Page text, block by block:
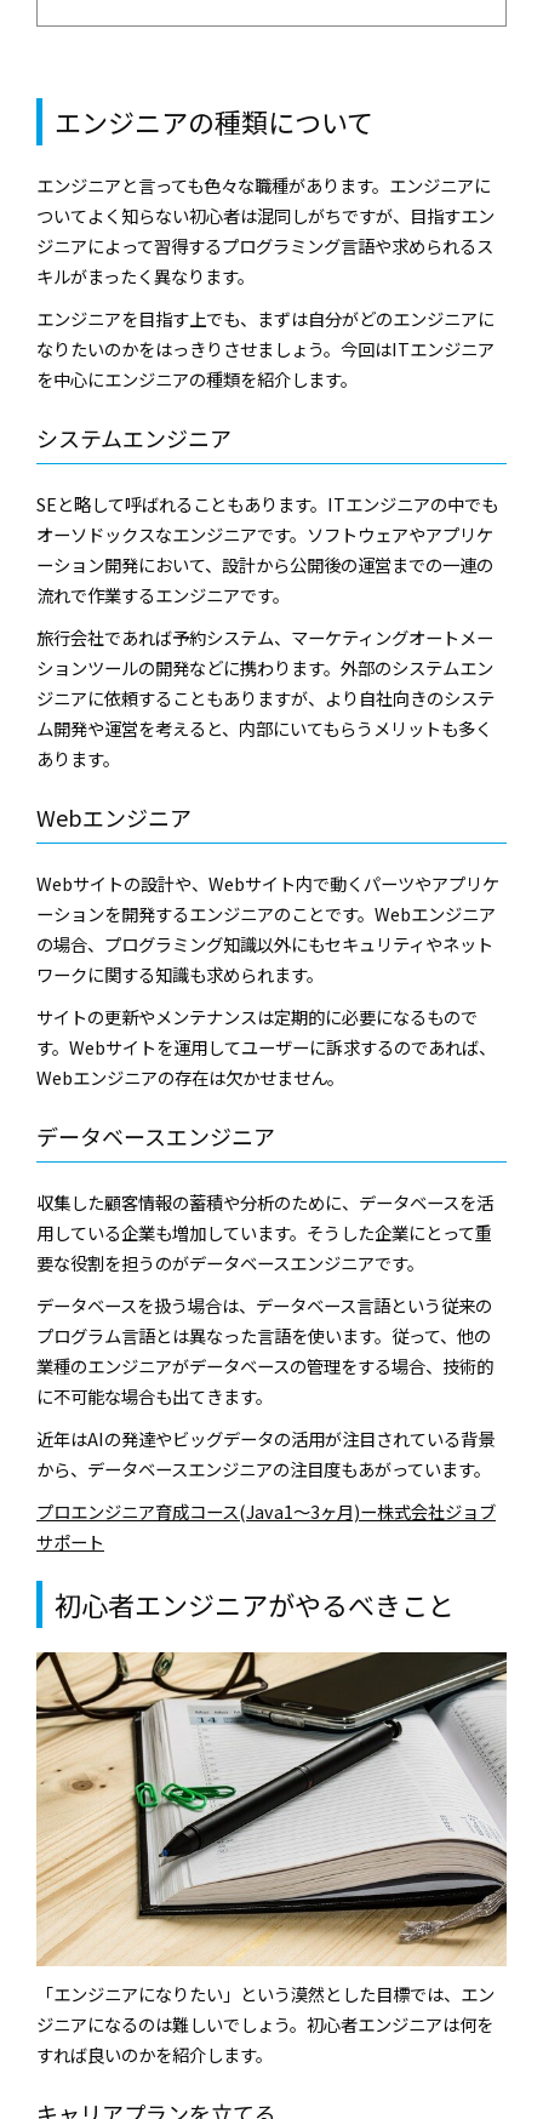
エンジニアの種類について
エンジニアと言っても色々な職種があります。エンジニアに
ついてよく知らない初心者は混同しがちですが、目指すエン
ジニアによって習得するプログラミング言語や求められるス
キルがまったく異なります。
エンジニアを目指す上でも、まずは自分がどのエンジニアに
なりたいのかをはっきりさせましょう。今回はITエンジニア
を中心にエンジニアの種類を紹介します。
システムエンジニア
SEと略して呼ばれることもあります。ITエンジニアの中でも
オーソドックスなエンジニアです。ソフトウェアやアプリケ
ーション開発において、設計から公開後の運営までの一連の
流れで作業するエンジニアです。
旅行会社であれば予約システム、マーケティングオートメー
ションツールの開発などに携わります。外部のシステムエン
ジニアに依頼することもありますが、より自社向きのシステ
ム開発や運営を考えると、内部にいてもらうメリットも多く
あります。
Webエンジニア
Webサイトの設計や、Webサイト内で動くパーツやアプリケ
ーションを開発するエンジニアのことです。Webエンジニア
の場合、プログラミング知識以外にもセキュリティやネット
ワークに関する知識も求められます。
サイトの更新やメンテナンスは定期的に必要になるもので
す。Webサイトを運用してユーザーに訴求するのであれば、
Webエンジニアの存在は欠かせません。
データベースエンジニア
収集した顧客情報の蓄積や分析のために、データベースを活
用している企業も増加しています。そうした企業にとって重
要な役割を担うのがデータベースエンジニアです。
データベースを扱う場合は、データベース言語という従来の
プログラム言語とは異なった言語を使います。従って、他の
業種のエンジニアがデータベースの管理をする場合、技術的
に不可能な場合も出てきます。
近年はAIの発達やビッグデータの活用が注目されている背景
から、データベースエンジニアの注目度もあがっています。
プロエンジニア育成コース(Java1～3ヶ月)ー株式会社ジョブ
サポート
初心者エンジニアがやるべきこと
「エンジニアになりたい」という漠然とした目標では、エン
ジニアになるのは難しいでしょう。初心者エンジニアは何を
すれば良いのかを紹介します。
キャリアプランを立てる